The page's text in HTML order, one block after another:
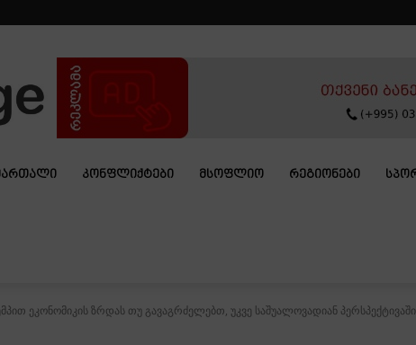
ᲙᲝᲜᲤᲚᲘᲥᲢᲔᲑᲘ ᲛᲡᲝᲤᲚᲘᲝ ᲠᲔᲒᲘᲝᲜᲔᲑᲘ
ეკონომიკის ზრდას თუ გავაგრძელებთ, უკვე საშუალოვადიან